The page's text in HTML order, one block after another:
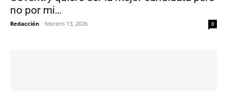
no por mi…
Redacción - febrero 13, 2026 0